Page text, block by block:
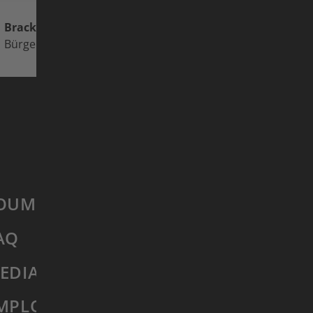
Brackenheim
Bürgerzentrum Brackenheim
FILM
HUB